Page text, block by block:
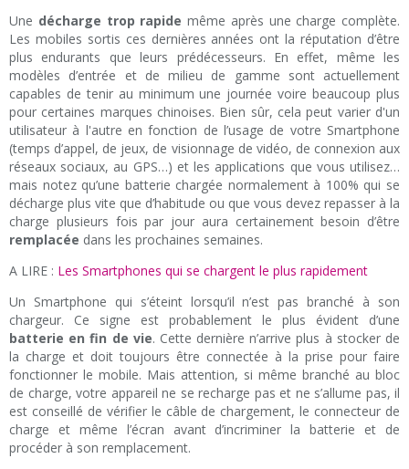
Une décharge trop rapide même après une charge complète.
Les mobiles sortis ces dernières années ont la réputation d’être
plus endurants que leurs prédécesseurs. En effet, même les
modèles d’entrée et de milieu de gamme sont actuellement
capables de tenir au minimum une journée voire beaucoup plus
pour certaines marques chinoises. Bien sûr, cela peut varier d'un
utilisateur à l'autre en fonction de l’usage de votre Smartphone
(temps d’appel, de jeux, de visionnage de vidéo, de connexion aux
réseaux sociaux, au GPS…) et les applications que vous utilisez…
mais notez qu’une batterie chargée normalement à 100% qui se
décharge plus vite que d’habitude ou que vous devez repasser à la
charge plusieurs fois par jour aura certainement besoin d’être
remplacée dans les prochaines semaines.
A LIRE : Les Smartphones qui se chargent le plus rapidement
Un Smartphone qui s’éteint lorsqu’il n’est pas branché à son
chargeur. Ce signe est probablement le plus évident d’une
batterie en fin de vie. Cette dernière n’arrive plus à stocker de
la charge et doit toujours être connectée à la prise pour faire
fonctionner le mobile. Mais attention, si même branché au bloc
de charge, votre appareil ne se recharge pas et ne s’allume pas, il
est conseillé de vérifier le câble de chargement, le connecteur de
charge et même l’écran avant d’incriminer la batterie et de
procéder à son remplacement.